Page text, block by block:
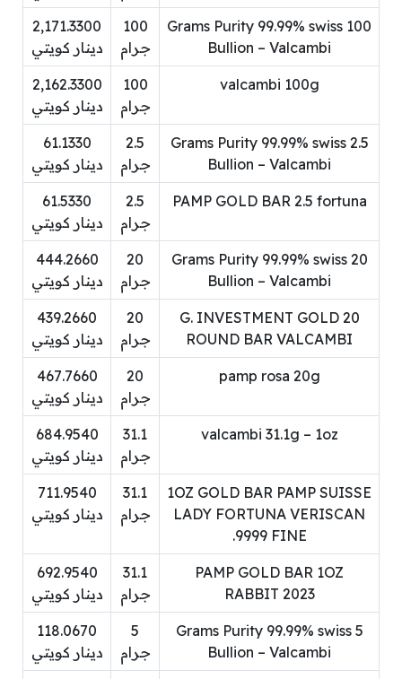
100 Grams Purity 99.99% swiss
Bullion – Valcambi
100
جرام
2,171.3300
دينار كويتي
valcambi 100g
100
جرام
2,162.3300
دينار كويتي
2.5 Grams Purity 99.99% swiss
Bullion – Valcambi
2.5
جرام
61.1330
دينار كويتي
PAMP GOLD BAR 2.5 fortuna
2.5
جرام
61.5330
دينار كويتي
20 Grams Purity 99.99% swiss
Bullion – Valcambi
20
جرام
444.2660
دينار كويتي
20 G. INVESTMENT GOLD
ROUND BAR VALCAMBI
20
جرام
439.2660
دينار كويتي
pamp rosa 20g
20
جرام
467.7660
دينار كويتي
valcambi 31.1g – 1oz
31.1
جرام
684.9540
دينار كويتي
1OZ GOLD BAR PAMP SUISSE
LADY FORTUNA VERISCAN
.9999 FINE
31.1
جرام
711.9540
دينار كويتي
PAMP GOLD BAR 1OZ
RABBIT 2023
31.1
جرام
692.9540
دينار كويتي
5 Grams Purity 99.99% swiss
Bullion – Valcambi
5
جرام
118.0670
دينار كويتي